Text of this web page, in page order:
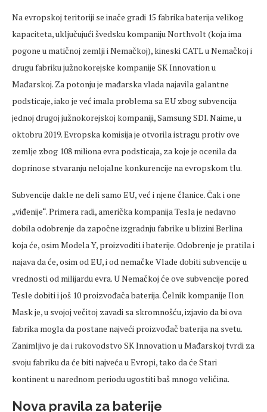
Na evropskoj teritoriji se inače gradi 15 fabrika baterija velikog
kapaciteta, uključujući švedsku kompaniju Northvolt (koja ima
pogone u matičnoj zemlji i Nemačkoj), kineski CATL u Nemačkoj i
drugu fabriku južnokorejske kompanije SK Innovation u
Mađarskoj. Za potonju je mađarska vlada najavila galantne
podsticaje, iako je već imala problema sa EU zbog subvencija
jednoj drugoj južnokorejskoj kompaniji, Samsung SDI. Naime, u
oktobru 2019. Evropska komisija je otvorila istragu protiv ove
zemlje zbog 108 miliona evra podsticaja, za koje je ocenila da
doprinose stvaranju nelojalne konkurencije na evropskom tlu.
Subvencije dakle ne deli samo EU, već i njene članice. Čak i one
„viđenije“. Primera radi, američka kompanija Tesla je nedavno
dobila odobrenje da započne izgradnju fabrike u blizini Berlina
koja će, osim Modela Y, proizvoditi i baterije. Odobrenje je pratila i
najava da će, osim od EU, i od nemačke Vlade dobiti subvencije u
vrednosti od milijardu evra. U Nemačkoj će ove subvencije pored
Tesle dobiti i još 10 proizvođača baterija. Čelnik kompanije Ilon
Mask je, u svojoj večitoj zavadi sa skromnošću, izjavio da bi ova
fabrika mogla da postane najveći proizvođač baterija na svetu.
Zanimljivo je da i rukovodstvo SK Innovation u Mađarskoj tvrdi za
svoju fabriku da će biti najveća u Evropi, tako da će Stari
kontinent u narednom periodu ugostiti baš mnogo veličina.
Nova pravila za baterije